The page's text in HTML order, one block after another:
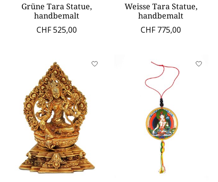
Grüne Tara Statue,
handbemalt
CHF 525,00
Weisse Tara Statue,
handbemalt
CHF 775,00